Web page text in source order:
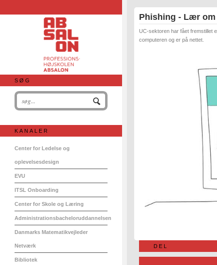
SØG
KANALER
Center for Ledelse og
oplevelsesdesign
EVU
ITSL Onboarding
Center for Skole og Læring
Administrationsbacheloruddannelsen
Danmarks Matematikvejleder
Netværk
Bibliotek
Phishing - Lær
UC-sektoren har fået fremstillet
computeren og er på nettet.
DEL